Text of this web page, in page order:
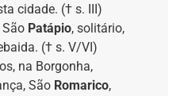
cidade. († s. III)
Patápio, solitário,
(† s. V/VI)
na Borgonha,
São Romarico,